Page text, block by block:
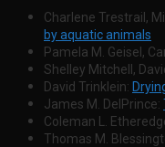
Charlene Trestrail,
by aquatic animals
Pamela M. Geisel,
Shelley Mitchell,
David Trinklein:
James M. DelPrince:
Coleman L.
Thomas M.